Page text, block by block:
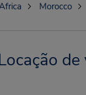
Morocco